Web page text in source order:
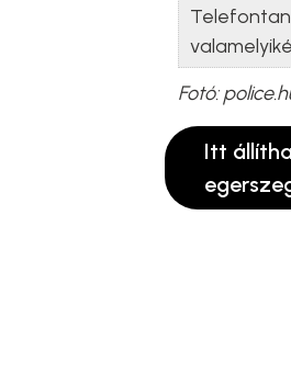
Fotó:
Itt